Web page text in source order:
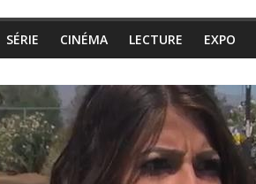
SÉRIE CINÉMA LECTURE EXPO